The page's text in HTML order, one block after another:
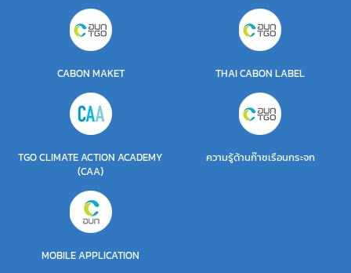
CABON MAKET THAI CABON LABEL
TGO CLIMATE ACTION ACADEMY
(CAA)
ความรู้ด้านก๊าซเรือนกระจก
MOBILE APPLICATION